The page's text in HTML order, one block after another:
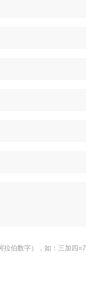
拉伯数字），如：三加四=7